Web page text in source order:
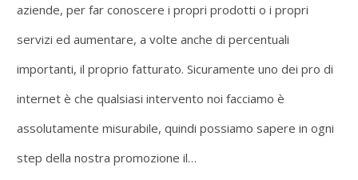
aziende, per far conoscere i propri prodotti o i propri
servizi ed aumentare, a volte anche di percentuali
importanti, il proprio fatturato. Sicuramente uno dei pro di
internet è che qualsiasi intervento noi facciamo è
assolutamente misurabile, quindi possiamo sapere in ogni
step della nostra promozione il…